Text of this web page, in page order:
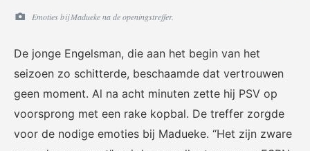
KNVB Shop
De officiële webshop van de
KNVB Ticketshop
Het officiële verkoopkanaal
voor de KNVB. Koop hier je
tickets voor Oranje en de
Eurojackpot KNVB Beker.
Emoties bij Madueke na de openingstreffer.
De jonge Engelsman, die aan het begin van het
seizoen zo schitterde, beschaamde dat vertrouwen
geen moment. Al na acht minuten zette hij PSV op
voorsprong met een rake kopbal. De treffer zorgde
voor de nodige emoties bij Madueke. “Het zijn zware